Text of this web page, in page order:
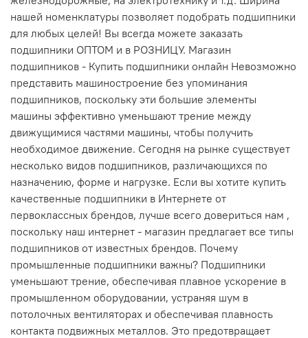
нашей номенклатуры позволяет подобрать подшипники
для любых целей! Вы всегда можете заказать
подшипники ОПТОМ и в РОЗНИЦУ. Магазин
подшипников - Купить подшипники онлайн Невозможно
представить машиностроение без упоминания
подшипников, поскольку эти большие элементы
машины эффективно уменьшают трение между
движущимися частями машины, чтобы получить
необходимое движение. Сегодня на рынке существует
несколько видов подшипников, различающихся по
назначению, форме и нагрузке. Если вы хотите купить
качественные подшипники в Интернете от
первоклассных брендов, лучше всего довериться нам ,
поскольку наш интернет - магазин предлагает все типы
подшипников от известных брендов. Почему
промышленные подшипники важны? Подшипники
уменьшают трение, обеспечивая плавное ускорение в
промышленном оборудовании, устраняя шум в
потолочных вентиляторах и обеспечивая плавность
контакта подвижных металлов. Это предотвращает